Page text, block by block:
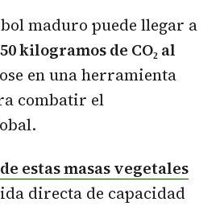
maduro puede llegar a
kilogramos de CO₂ al
en una herramienta
combatir el
estas masas vegetales
directa de capacidad